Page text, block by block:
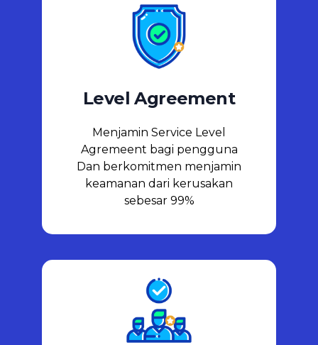
Level Agreement
Menjamin Service Level
Agremeent bagi pengguna
Dan berkomitmen menjamin
keamanan dari kerusakan